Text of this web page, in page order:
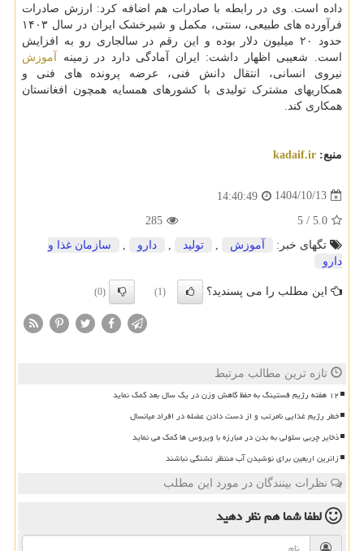
داده است. وی در رابطه با صادرات هم اضافه کرد: ارزش صادرات
فرآورده های طبیعی، سنتی، مکمل و شیرخشک ایران در سال ۱۴۰۳
حدود ۲۰ میلیون دلار بوده و این رقم در سالجاری رو به افزایش
است. شعیبی اظهار داشت: ایران آمادگی دارد در زمینه
آموزش
نیروی انسانی، انتقال دانش فنی، عرضه پرونده های فنی و
همکاریهای مشترک تولیدی با کشورهای همسایه همچون افغانستان
همکاری کند.
منبع: kadaif.ir
1404/10/13
14:40:49
5.0
/
5
285
تگهای خبر:
آموزش تولید دارو
سازمان غذا و
دارو
این مطلب را می پسندید؟ (1)
(0)
تازه ترین مطالب مرتبط
۱۲ هفته رژیم فستینگ به حفظ کاهش وزن در یک سال بعد کمک نماید
خطر رژیم غذایی نامرتب و از دست دادن عضله در افراد میانسال
ذخایر چربی سلولی به بدن در مبارزه با ویروس ها کمک می نماید
زائرین اربعین برای نوشیدن آب منتظر تشنگی نباشند
نظرات بینندگان در مورد این مطلب
لطفا شما همنظر دهید